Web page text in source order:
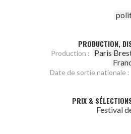
PRODUCTION,
Production :
Paris
Date de sortie nationale :
PRIX &
Festival